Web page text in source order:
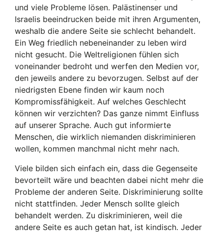
und viele Probleme lösen. Palästinenser und
Israelis beeindrucken beide mit ihren Argumenten,
weshalb die andere Seite sie schlecht behandelt.
Ein Weg friedlich nebeneinander zu leben wird
nicht gesucht. Die Weltreligionen fühlen sich
voneinander bedroht und werfen den Medien vor,
den jeweils andere zu bevorzugen. Selbst auf der
niedrigsten Ebene finden wir kaum noch
Kompromissfähigkeit. Auf welches Geschlecht
können wir verzichten? Das ganze nimmt Einfluss
auf unserer Sprache. Auch gut informierte
Menschen, die wirklich niemanden diskriminieren
wollen, kommen manchmal nicht mehr nach.
Viele bilden sich einfach ein, dass die Gegenseite
bevorteilt wäre und beachten dabei nicht mehr die
Probleme der anderen Seite. Diskriminierung sollte
nicht stattfinden. Jeder Mensch sollte gleich
behandelt werden. Zu diskriminieren, weil die
andere Seite es auch getan hat, ist kindisch. Jeder